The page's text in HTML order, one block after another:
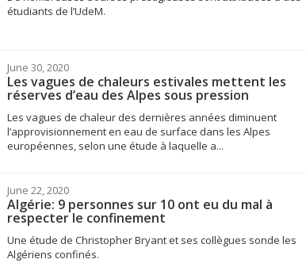
étudiants de l’UdeM.
June 30, 2020
Les vagues de chaleurs estivales mettent les
réserves d’eau des Alpes sous pression
Les vagues de chaleur des dernières années diminuent
l’approvisionnement en eau de surface dans les Alpes
européennes, selon une étude à laquelle a...
June 22, 2020
Algérie: 9 personnes sur 10 ont eu du mal à
respecter le confinement
Une étude de Christopher Bryant et ses collègues sonde les
Algériens confinés.